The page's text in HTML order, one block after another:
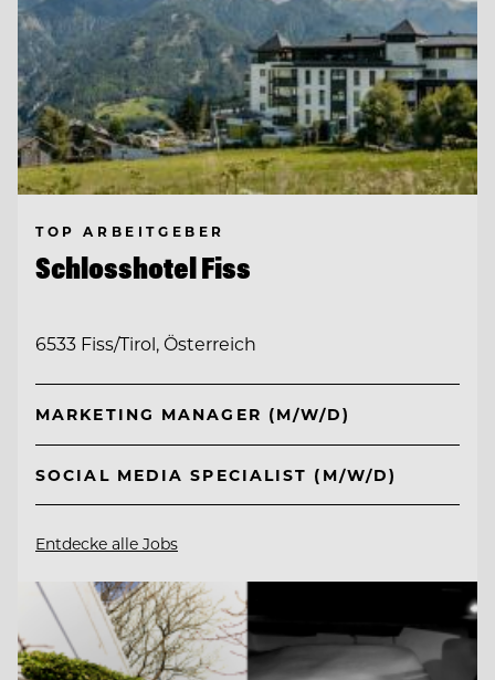
TOP ARBEITGEBER
Schlosshotel Fiss
6533 Fiss/Tirol, Österreich
MARKETING MANAGER (M/W/D)
SOCIAL MEDIA SPECIALIST (M/W/D)
Entdecke alle Jobs